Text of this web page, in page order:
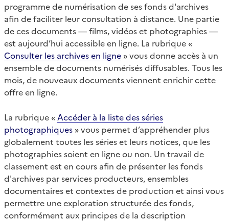
programme de numérisation de ses fonds d'archives
afin de faciliter leur consultation à distance. Une partie
de ces documents — films, vidéos et photographies —
est aujourd’hui accessible en ligne. La rubrique «
Consulter les archives en ligne » vous donne accès à un
ensemble de documents numérisés diffusables. Tous les
mois, de nouveaux documents viennent enrichir cette
offre en ligne.
La rubrique « Accéder à la liste des séries
photographiques » vous permet d’appréhender plus
globalement toutes les séries et leurs notices, que les
photographies soient en ligne ou non. Un travail de
classement est en cours afin de présenter les fonds
d'archives par services producteurs, ensembles
documentaires et contextes de production et ainsi vous
permettre une exploration structurée des fonds,
conformément aux principes de la description